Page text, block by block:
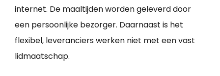
internet. De maaltijden worden geleverd door
een persoonlijke bezorger. Daarnaast is het
flexibel, leveranciers werken niet met een vast
lidmaatschap.